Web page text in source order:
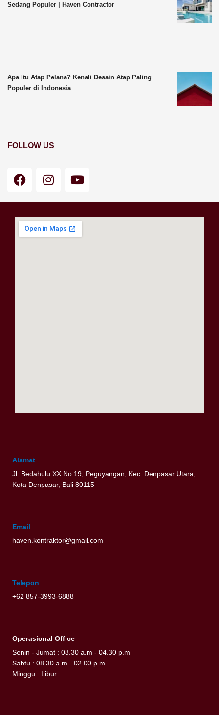
Sedang Populer | Haven Contractor
Apa Itu Atap Pelana? Kenali Desain Atap Paling
Populer di Indonesia
FOLLOW US
F
a
b
o
I
n
a
g
Y
o
u
b
Alamat
Jl. Bedahulu XX No.19, Peguyangan, Kec. Denpasar Utara,
Kota Denpasar, Bali 80115
Email
haven.kontraktor@gmail.com
Telepon
+62 857-3993-6888
Operasional Office
Senin - Jumat : 08.30 a.m - 04.30 p.m
Sabtu : 08.30 a.m - 02.00 p.m
Minggu : Libur